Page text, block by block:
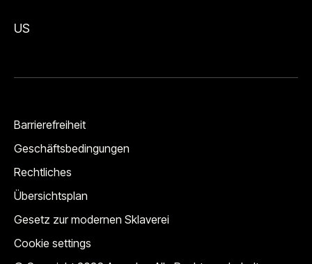
US
Barrierefreiheit
Geschäftsbedingungen
Rechtliches
Übersichtsplan
Gesetz zur modernen Sklaverei
Cookie settings